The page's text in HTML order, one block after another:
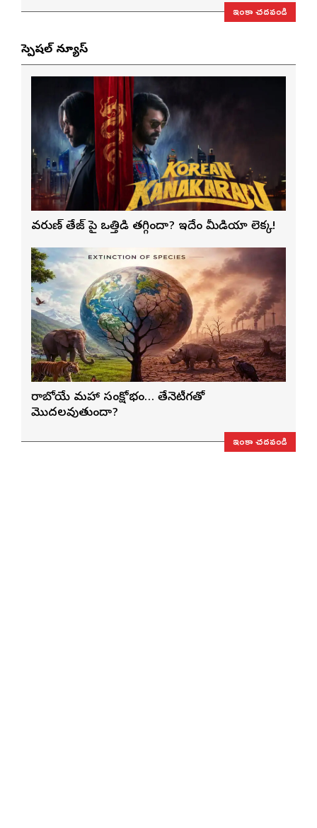
ఇంకా చదవండి
స్పెషల్ న్యూస్
వరుణ్ తేజ్‌ పై ఒత్తిడి తగ్గిందా? ఇదేం మీడియా లెక్క!
రాబోయే మహా సంక్షోభం… తేనెటీగతో
మొదలవుతుందా?
ఇంకా చదవండి